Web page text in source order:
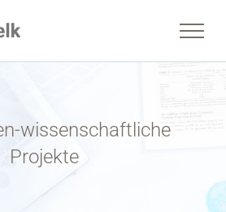
wissenschaftliche
Projekte